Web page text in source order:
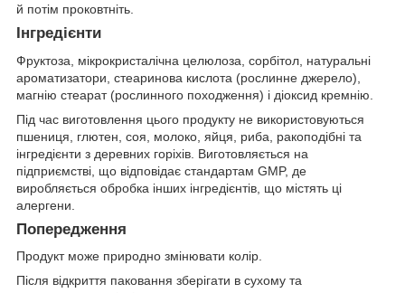
й потім проковтніть.
Інгредієнти
Фруктоза, мікрокристалічна целюлоза, сорбітол, натуральні
ароматизатори, стеаринова кислота (рослинне джерело),
магнію стеарат (рослинного походження) і діоксид кремнію.
Під час виготовлення цього продукту не використовуються
пшениця, глютен, соя, молоко, яйця, риба, ракоподібні та
інгредієнти з деревних горіхів. Виготовляється на
підприємстві, що відповідає стандартам GMP, де
виробляється обробка інших інгредієнтів, що містять ці
алергени.
Попередження
Продукт може природно змінювати колір.
Після відкриття паковання зберігати в сухому та